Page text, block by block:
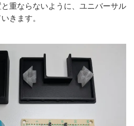
重ならないように、ユニバーサル
きます。